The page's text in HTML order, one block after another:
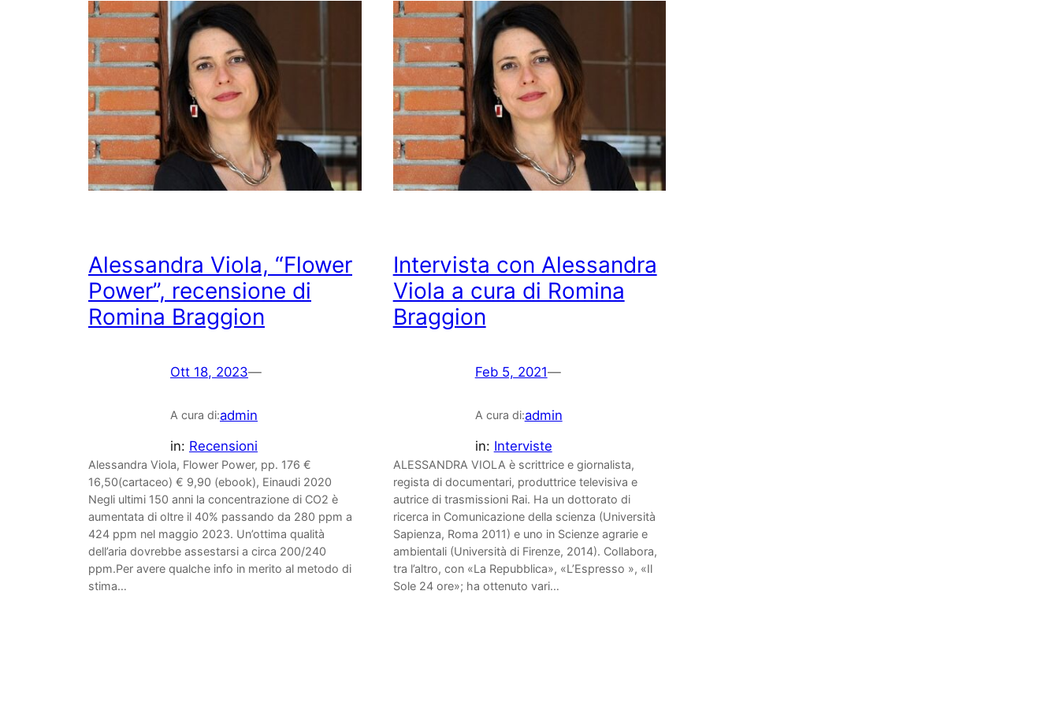
Alessandra Viola, “Flower
Power”, recensione di
Romina Braggion
Ott 18, 2023—
A cura di:admin
in: Recensioni
Alessandra Viola, Flower Power, pp. 176 €
16,50(cartaceo) € 9,90 (ebook), Einaudi 2020
Negli ultimi 150 anni la concentrazione di CO2 è
aumentata di oltre il 40% passando da 280 ppm a
424 ppm nel maggio 2023. Un’ottima qualità
dell’aria dovrebbe assestarsi a circa 200/240
ppm.Per avere qualche info in merito al metodo di
stima…
Intervista con Alessandra
Viola a cura di Romina
Braggion
Feb 5, 2021—
A cura di:admin
in: Interviste
ALESSANDRA VIOLA è scrittrice e giornalista,
regista di documentari, produttrice televisiva e
autrice di trasmissioni Rai. Ha un dottorato di
ricerca in Comunicazione della scienza (Università
Sapienza, Roma 2011) e uno in Scienze agrarie e
ambientali (Università di Firenze, 2014). Collabora,
tra l’altro, con «La Repubblica», «L’Espresso », «Il
Sole 24 ore»; ha ottenuto vari…